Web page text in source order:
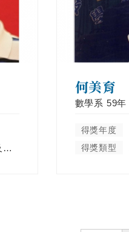
社會服務及彰顯天主教精神類
何美育
數學系 59年
得獎年度
得獎類型